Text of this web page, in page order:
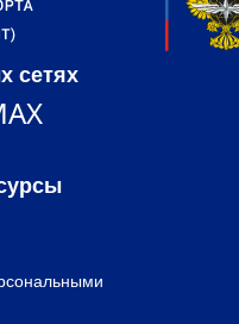
сетях